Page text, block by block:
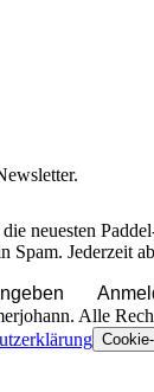
neuesten
Spam. Jederzeit
Alle